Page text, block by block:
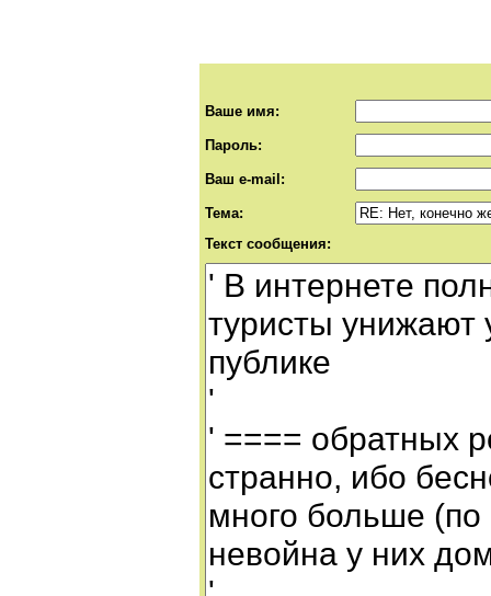
Ваше имя:
Пароль:
Ваш e-mail:
Тема:
Текст сообщения: